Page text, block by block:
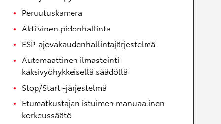
Peruutuskamera
Aktiivinen pidonhallinta
ESP-ajovakaudenhallintajärjestelmä
Automaattinen ilmastointi
kaksivyöhykkeisellä säädöllä
Stop/Start -järjestelmä
Etumatkustajan istuimen manuaalinen
korkeussäätö